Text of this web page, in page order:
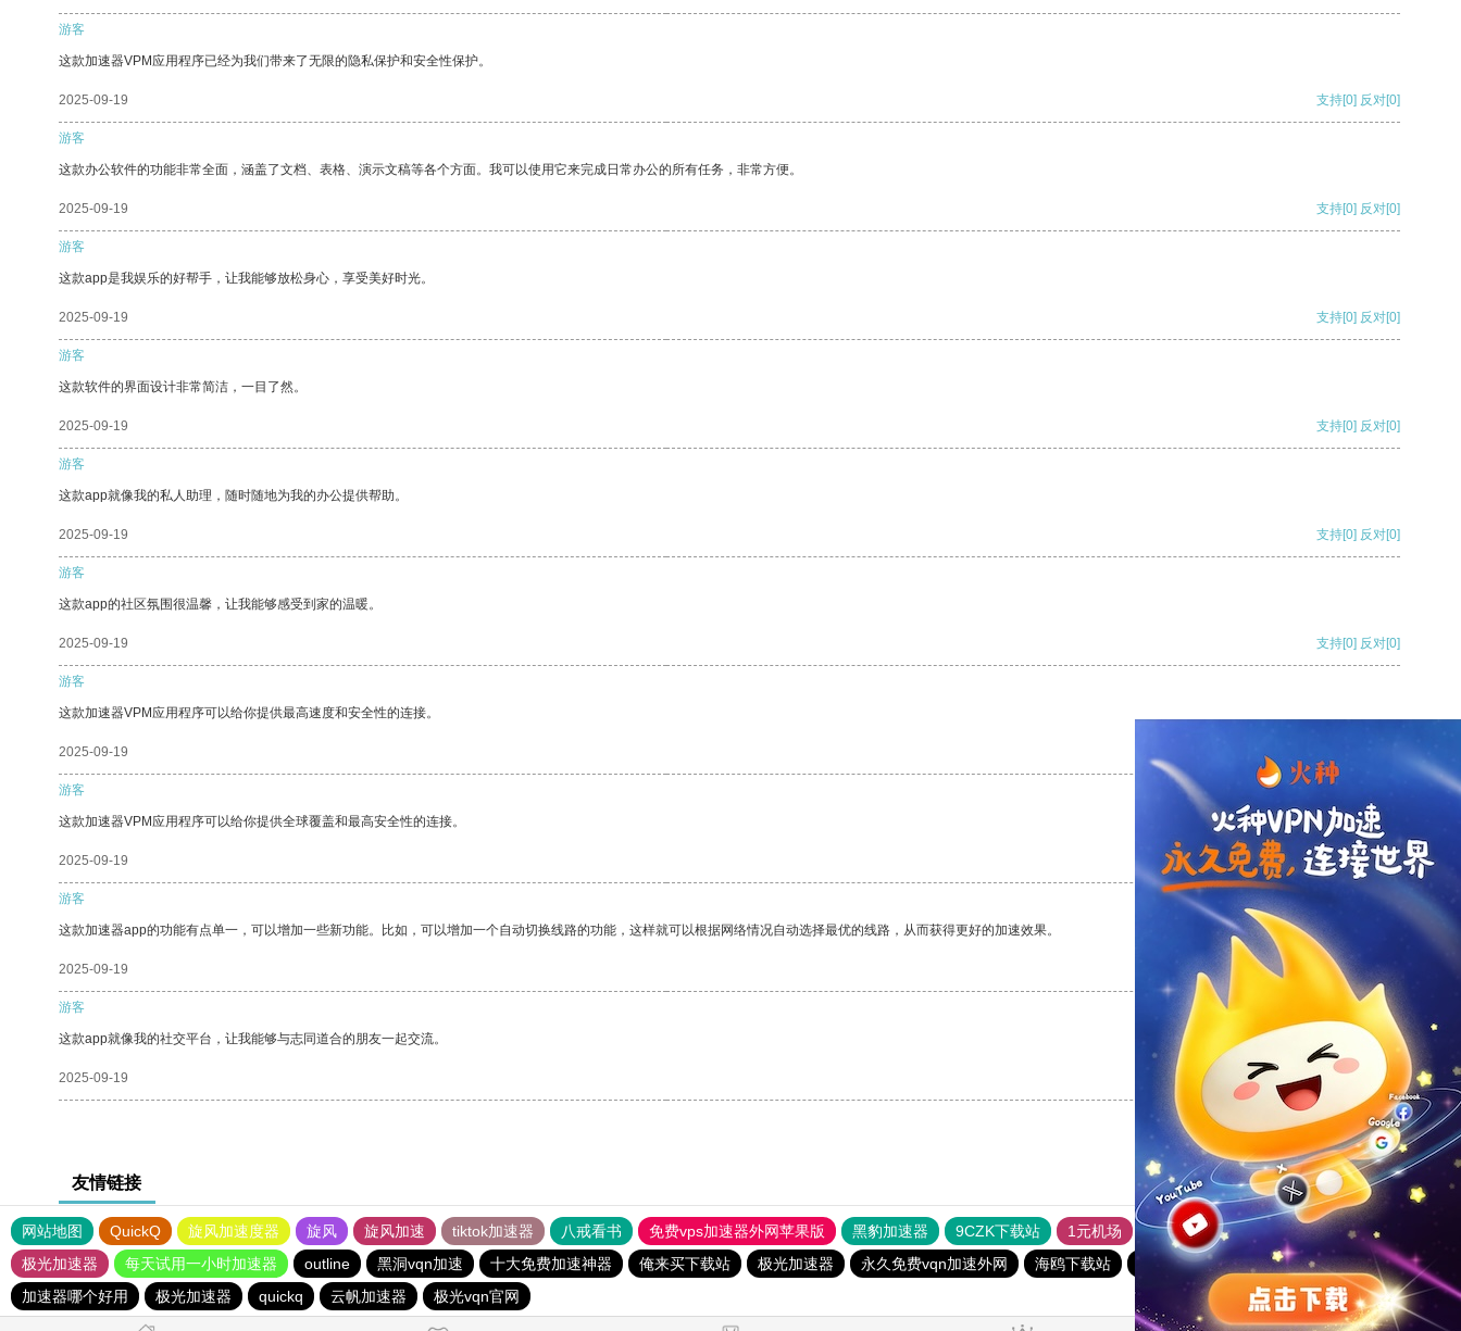
游客
这款加速器VPM应用程序已经为我们带来了无限的隐私保护和安全性保护。
2025-09-19 支持[0] 反对[0]
游客
这款办公软件的功能非常全面，涵盖了文档、表格、演示文稿等各个方面。我可以使用它来完成日常办公的所有任务，非常方便。
2025-09-19 支持[0] 反对[0]
游客
这款app是我娱乐的好帮手，让我能够放松身心，享受美好时光。
2025-09-19 支持[0] 反对[0]
游客
这款软件的界面设计非常简洁，一目了然。
2025-09-19 支持[0] 反对[0]
游客
这款app就像我的私人助理，随时随地为我的办公提供帮助。
2025-09-19 支持[0] 反对[0]
游客
这款app的社区氛围很温馨，让我能够感受到家的温暖。
2025-09-19 支持[0] 反对[0]
游客
这款加速器VPM应用程序可以给你提供最高速度和安全性的连接。
2025-09-19
游客
这款加速器VPM应用程序可以给你提供全球覆盖和最高安全性的连接。
2025-09-19 支持 [0] 反对[0]
游客
这款加速器app的功能有点单一，可以增加一些新功能。比如，可以增加一个自动切换线路的功能，这样就可以根据网络情况自动选择最优的线路，从而获得更好的加速效果。
2025-09-19 支持[0] 反对
游客
这款app就像我的社交平台，让我能够与志同道合的朋友一起交流。
2025-09-19 支持[0] 反对[0]
友情链接
网站地图 QuickQ 旋风加速度器 旋风 旋风加速 tiktok加速器 八戒看书 免费vps加速器外网苹果版 黑豹加速器 9CZK下载站 1元机场 vp免费加速
快连pvn加速器
极光加速器
每天试用一小时加速器 outline 黑洞vqn加速 十大免费加速神器 俺来买下载站 极光加速器 永久免费vqn加速外网 海鸥下载站 西柚加速器
CC加速器
加速器哪个好用
极光加速器 quickq 云帆加速器 极光vqn官网